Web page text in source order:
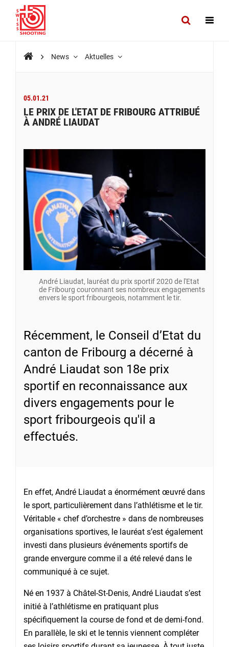
News Aktuelles
05.01.21
LE PRIX DE L'ETAT DE FRIBOURG ATTRIBUÉ
À ANDRÉ LIAUDAT
André Liaudat, lauréat du prix sportif 2020 de l'Etat
de Fribourg couronnant ses nombreux engagements
envers le sport fribourgeois, notamment le tir.
Récemment, le Conseil d’Etat du
canton de Fribourg a décerné à
André Liaudat son 18e prix
sportif en reconnaissance aux
divers engagements pour le
sport fribourgeois qu'il a
effectués.
En effet, André Liaudat a énormément œuvré dans
le sport, particulièrement dans l’athlétisme et le tir.
Véritable « chef d’orchestre » dans de nombreuses
organisations sportives, le lauréat s’est également
investi dans plusieurs événements sportifs de
grande envergure comme il a été relevé dans le
communiqué à ce sujet.
Né en 1937 à Châtel-St-Denis, André Liaudat s’est
initié à l’athlétisme en pratiquant plus
spécifiquement la course de fond et de demi-fond.
En parallèle, le ski et le tennis viennent compléter